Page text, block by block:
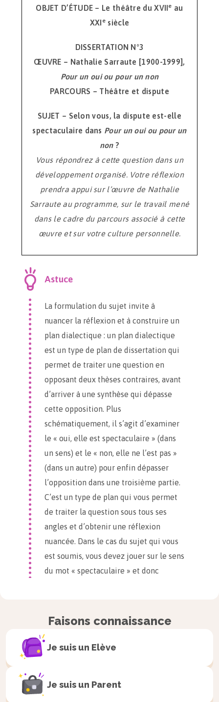
OBJET D’ÉTUDE – Le théâtre du XVIIe au
XXI e siècle
DISSERTATION N°3
ŒUVRE – Nathalie Sarraute [1900-1999],
Pour un oui ou pour un non
PARCOURS – Théâtre et dispute
SUJET – Selon vous, la dispute est-elle
spectaculaire dans Pour un oui ou pour un
non?
Vous répondrez à cette question dans un
développement organisé. Votre réflexion
prendra appui sur l’œuvre de Nathalie
Sarraute au programme, sur le travail mené
dans le cadre du parcours associé à cette
œuvre et sur votre culture personnelle.
Astuce
La formulation du sujet invite à
nuancer la réflexion et à construire un
plan dialectique : un plan dialectique
est un type de plan de dissertation qui
permet de traiter une question en
opposant deux thèses contraires, avant
d’arriver à une synthèse qui dépasse
cette opposition. Plus
schématiquement, il s’agit d’examiner
le « oui, elle est spectaculaire » (dans
un sens) et le « non, elle ne l’est pas »
(dans un autre) pour enfin dépasser
l’opposition dans une troisième partie.
C’est un type de plan qui vous permet
de traiter la question sous tous ses
angles et d’obtenir une réflexion
nuancée. Dans le cas du sujet qui vous
est soumis, vous devez jouer sur le sens
du mot « spectaculaire » et donc
« spectaculaire » qui vous permettra de
Les connaissances que vous devez
pas de livre le jour de l’épreuve et il
Faisons connaissance
Je suis un Elève
Je suis un Parent